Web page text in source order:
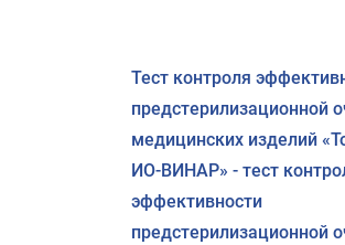
Тест контроля
предстерилизационной
медицинских изделий
ИО-ВИНАР» - тест
эффективности
предстерилизационной